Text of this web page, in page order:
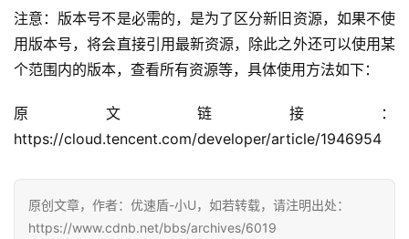
注意：版本号不是必需的，是为了区分新旧资源，如果不使
用版本号，将会直接引用最新资源，除此之外还可以使用某
个范围内的版本，查看所有资源等，具体使用方法如下：
原文链接：
https://cloud.tencent.com/developer/article/1946954
原创文章，作者：优速盾-小U，如若转载，请注明出处：
https://www.cdnb.net/bbs/archives/6019